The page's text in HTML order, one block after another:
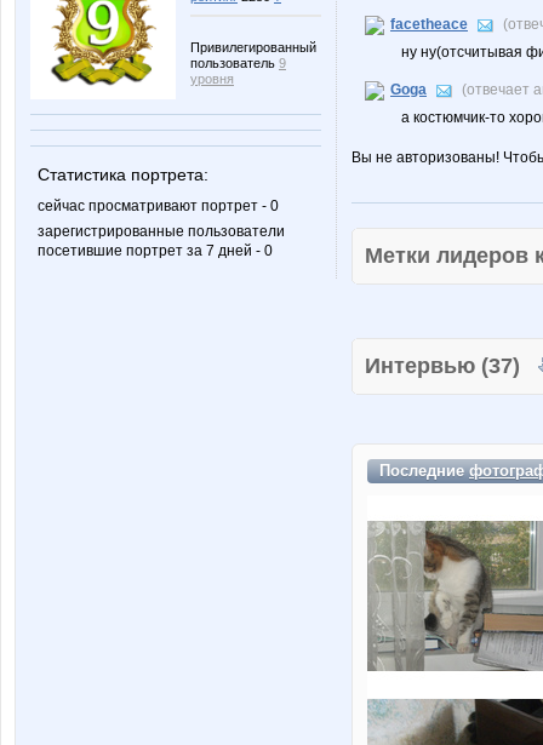
Привилегированный
пользователь 9
уровня
Статистика портрета:
сейчас просматривают портрет - 0
зарегистрированные пользователи
посетившие портрет за 7 дней - 0
facetheace
ну ну(отсчитывая
Goga
(отвечает
а костюмчик-то
Вы не авторизованы!
Метки
Интервью (37)
Последние